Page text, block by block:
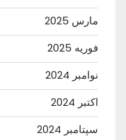
مارس 2025
فوریه 2025
نوامبر 2024
اکتبر 2024
سپتامبر 2024